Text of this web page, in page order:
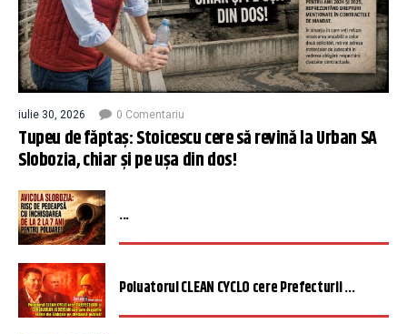
iulie 30, 2026 0 Comentariu
Tupeu de făptaș: Stoicescu cere să revină la Urban SA
Slobozia, chiar și pe ușa din dos!
...
Poluatorul CLEAN CYCLO cere Prefecturii ...